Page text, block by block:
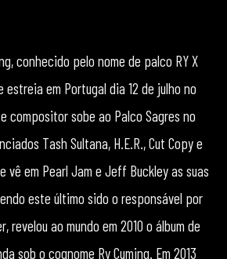
conhecido pelo nome de palco RY X
em Portugal dia 12 de julho no
e compositor sobe ao Palco Sagres no
Tash Sultana, H.E.R., Cut Copy e
vê em Pearl Jam e Jeff Buckley as suas
este último sido o responsável por
revelou ao mundo em 2010 o álbum de
sob o cognome Ry Cuming. Em 2013